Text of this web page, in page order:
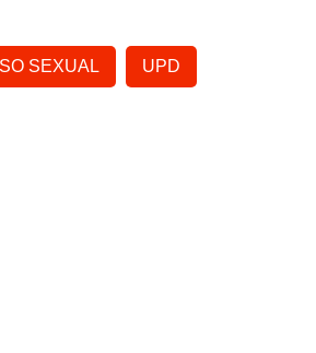
SEXUAL UPD